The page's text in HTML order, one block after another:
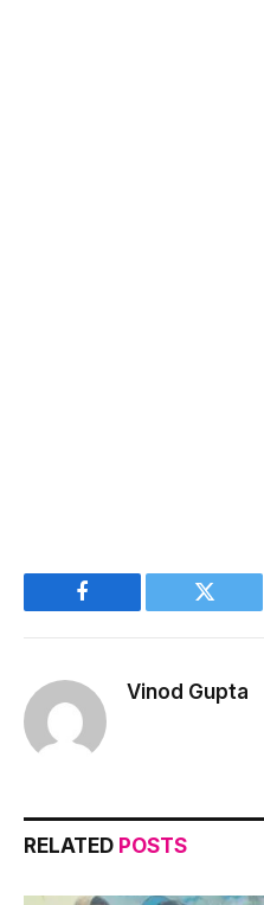
Facebook Twitter
Vinod Gupta
RELATED POSTS